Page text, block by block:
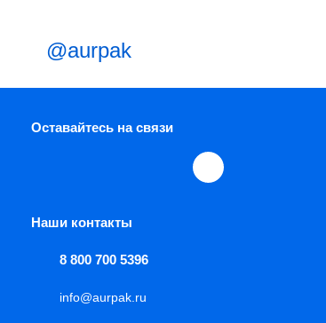
@aurpak
Оставайтесь на связи
Наши контакты
8 800 700 5396
info@aurpak.ru